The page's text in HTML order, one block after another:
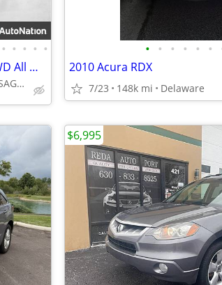
• • • • •
2021 Acura RDX w/A-Spec Package AWD All Wheel Drive SUV AUTONATION
Call (331) 214-3297 or MESSAGE/CHAT to confirm availability
• • • • • •
2010 Acura RDX
7/23 148k mi Delaware
$6,995